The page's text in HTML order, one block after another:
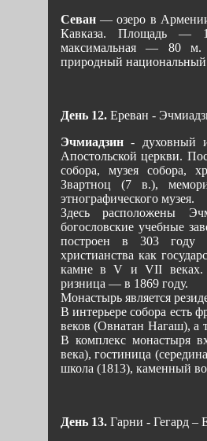
Севан— озеро в
Кавказа. Площадь —
максимальная — 80 м.
природный
День 12.Ереван -
Эчмиадзин- духовный и
Апостольской церкви.
собора, музея собора,
Звартноц (7 в.),
этнографического музея.
Здесь расположены
богословские учебные
построен в 303 году
христианства как
камне в V и VII веках.
ризница — в 1869 году.
Монастырь является
В интерьере собора есть
веков (Овнатан Нагаш), а
В комплекс монастыря
века), гостиница
школа (1813), каменный
День 13.Гарни - Гегард –